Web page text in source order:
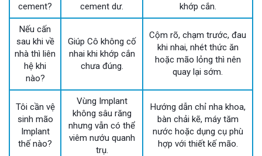
cement?
cement dư.
khớp cắn.
Nếu cấn
sau khi về
nhà thì liên
hệ khi
nào?
Giúp Cô không cố
nhai khi khớp cắn
chưa đúng.
Cộm rõ, chạm trước, đau
khi nhai, nhét thức ăn
hoặc mão lỏng thì nên
quay lại sớm.
Tôi cần vệ
sinh mão
Implant
thế nào?
Vùng Implant
không sâu răng
nhưng vẫn có thể
viêm nướu quanh
trụ.
Hướng dẫn chỉ nha khoa,
bàn chải kẽ, máy tăm
nước hoặc dụng cụ phù
hợp với thiết kế mão.